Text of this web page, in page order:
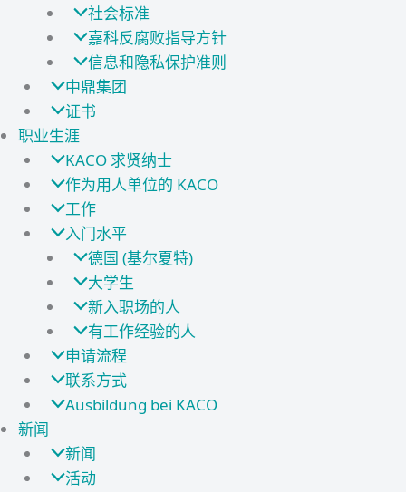
社会标准
嘉科反腐败指导方针
信息和隐私保护准则
中鼎集团
证书
职业生涯
KACO 求贤纳士
作为用人单位的 KACO
工作
入门水平
德国 (基尔夏特)
大学生
新入职场的人
有工作经验的人
申请流程
联系方式
Ausbildung bei KACO
新闻
新闻
活动